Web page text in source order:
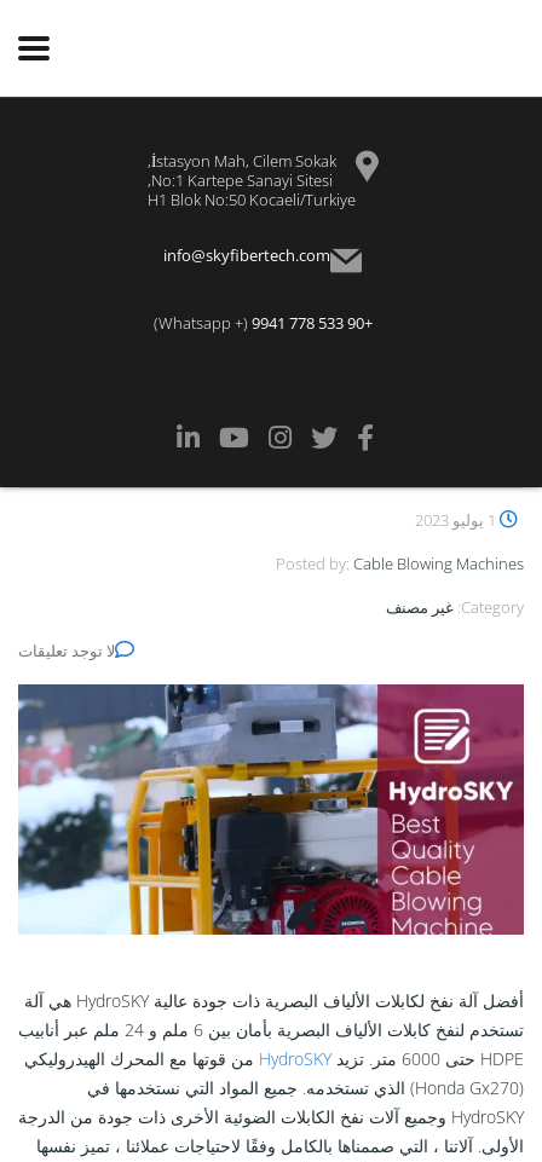
İstasyon Mah, Cilem Sokak,
No:1 Kartepe Sanayi Sitesi,
H1 Blok No:50 Kocaeli/Turkiye
info@skyfibertech.com
+90 533 778 9941
(+ Whatsapp)
Posted by: Cable Blowing Machines
Category: غير مصنف
لا توجد تعليقات
أفضل آلة نفخ لكابلات الألياف البصرية ذات جودة عالية HydroSKY هي آلة
تستخدم لنفخ كابلات الألياف البصرية بأمان بين 6 ملم و 24 ملم عبر أنابيب
HDPE حتى 6000 متر. تزيد
HydroSKY من قوتها مع المحرك الهيدروليكي
(Honda Gx270) الذي تستخدمه. جميع المواد التي نستخدمها في
HydroSKY وجميع آلات نفخ الكابلات الضوئية الأخرى ذات جودة من الدرجة
الأولى. آلاتنا ، التي صممناها بالكامل وفقًا لاحتياجات عملائنا ، تميز نفسها